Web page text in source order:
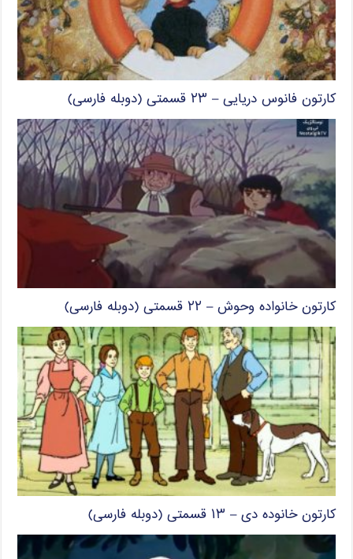
کارتون فانوس دریایی – ۲۳ قسمتی (دوبله فارسی)
کارتون خانواده وحوش – ۲۲ قسمتی (دوبله فارسی)
کارتون خانوده دی – ۱۳ قسمتی (دوبله فارسی)